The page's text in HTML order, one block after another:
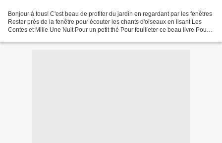
Bonjour à tous! C'est beau de profiter du jardin en regardant par les fenêtres
Rester près de la fenêtre pour écouter les chants d'oiseaux en lisant Les
Contes et Mille Une Nuit Pour un petit thé Pour feuilleter ce beau livre Pour